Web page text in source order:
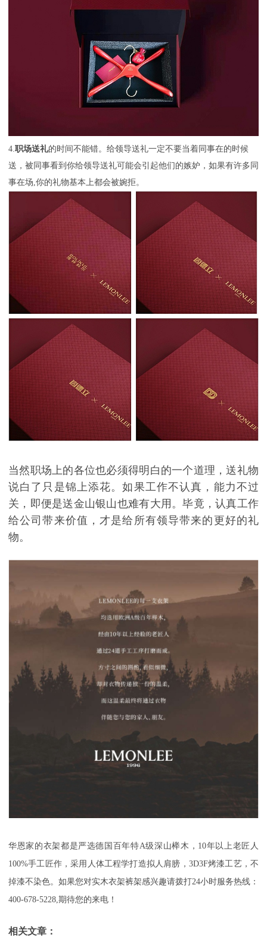
4.职场送礼的时间不能错。给领导送礼一定不要当着同事在的时候
送，被同事看到你给领导送礼可能会引起他们的嫉妒，如果有许多同
事在场,你的礼物基本上都会被婉拒。
当然职场上的各位也必须得明白的一个道理，送礼物
说白了只是锦上添花。如果工作不认真，能力不过
关，即便是送金山银山也难有大用。毕竟，认真工作
给公司带来价值，才是给所有领导带来的更好的礼
物。
华恩家的衣架都是严选德国百年特A级深山榉木，10年以上老匠人
100%手工匠作，采用人体工程学打造拟人肩膀，3D3F烤漆工艺，不
掉漆不染色。如果您对实木衣架裤架感兴趣请拨打24小时服务热线：
400-678-5228,期待您的来电！
相关文章：